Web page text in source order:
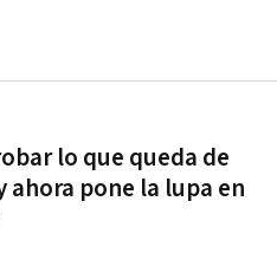
lo que queda de
pone la lupa en